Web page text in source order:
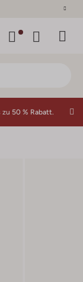
zu 50 % Rabatt.